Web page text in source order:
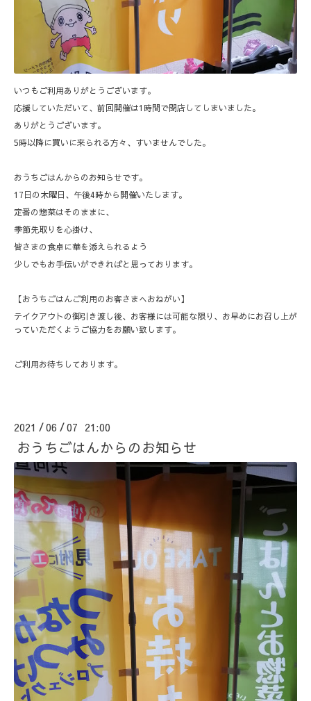
いつもご利用ありがとうございます。
応援していただいて、前回開催は1時間で閉店してしまいました。
ありがとうございます。
5時以降に買いに来られる方々、すいませんでした。
おうちごはんからのお知らせです。
17日の木曜日、午後4時から開催いたします。
定番の惣菜はそのままに、
季節先取りを心掛け、
皆さまの食卓に華を添えられるよう
少しでもお手伝いができればと思っております。
【おうちごはんご利用のお客さまへおねがい】
テイクアウトの御引き渡し後、お客様には可能な限り、お早めにお召し上が
っていただくようご協力をお願い致します。
ご利用お待ちしております。
2021 /06 /07 21:00
おうちごはんからのお知らせ